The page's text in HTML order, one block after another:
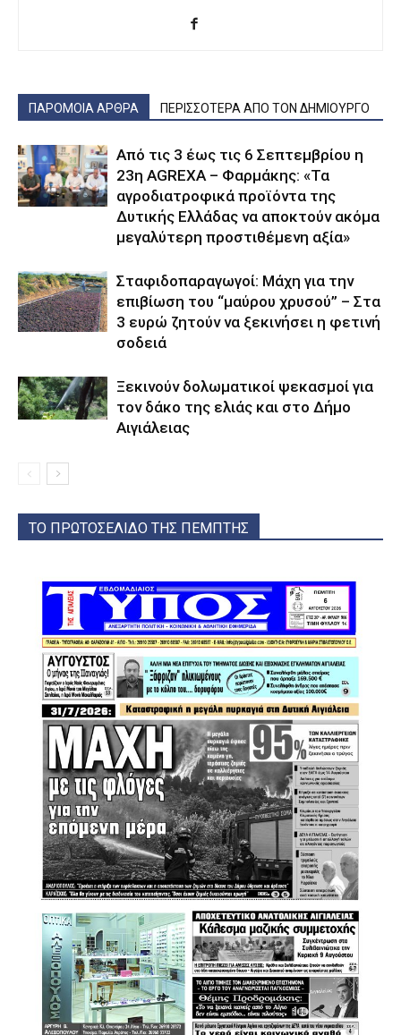
ΠΑΡΟΜΟΙΑ ΑΡΘΡΑ ΠΕΡΙΣΣΟΤΕΡΑ ΑΠΟ ΤΟΝ ΔΗΜΙΟΥΡΓΟ
Από τις 3 έως τις 6 Σεπτεμβρίου η
23η AGREXA – Φαρμάκης: «Τα
αγροδιατροφικά προϊόντα της
Δυτικής Ελλάδας να αποκτούν ακόμα
μεγαλύτερη προστιθέμενη αξία»
Σταφιδοπαραγωγοί: Μάχη για την
επιβίωση του “μαύρου χρυσού” – Στα
3 ευρώ ζητούν να ξεκινήσει η φετινή
σοδειά
Ξεκινούν δολωματικοί ψεκασμοί για
τον δάκο της ελιάς και στο Δήμο
Αιγιάλειας
ΤΟ ΠΡΩΤΟΣΕΛΙΔΟ ΤΗΣ ΠΕΜΠΤΗΣ